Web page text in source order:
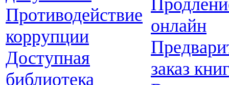
Противодействие
коррупции
Доступная
библиотека
онлайн
заказ